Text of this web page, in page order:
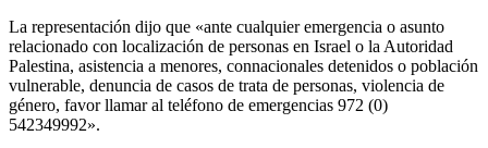
La representación dijo que «ante cualquier emergencia o asunto
relacionado con localización de personas en Israel o la Autoridad
Palestina, asistencia a menores, connacionales detenidos o población
vulnerable, denuncia de casos de trata de personas, violencia de
género, favor llamar al teléfono de emergencias 972 (0)
542349992».